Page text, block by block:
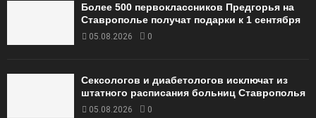
Более 500 первоклассников Предгорья на
Ставрополье получат подарки к 1 сентября
05.08.2026 0
Сексологов и диабетологов исключат из
штатного расписания больниц Ставрополья
05.08.2026 0